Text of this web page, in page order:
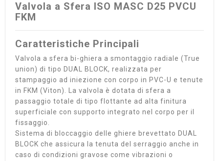
Valvola a Sfera ISO MASC D25 PVCU
FKM
Caratteristiche Principali
Valvola a sfera bi-ghiera a smontaggio radiale (True
union) di tipo DUAL BLOCK, realizzata per
stampaggio ad iniezione con corpo in PVC-U e tenute
in FKM (Viton). La valvola è dotata di sfera a
passaggio totale di tipo flottante ad alta finitura
superficiale con supporto integrato nel corpo per il
fissaggio.
Sistema di bloccaggio delle ghiere brevettato DUAL
BLOCK che assicura la tenuta del serraggio anche in
caso di condizioni gravose come vibrazioni o